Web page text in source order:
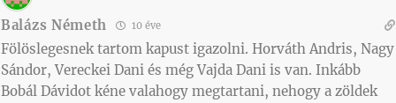
Balázs Németh 10 éve
Fölöslegesnek tartom kapust igazolni. Horváth Andris, Nagy
Sándor, Vereckei Dani és még Vajda Dani is van. Inkább
Bobál Dávidot kéne valahogy megtartani, nehogy a zöldek